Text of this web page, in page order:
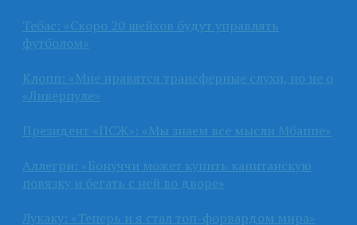
Тебас: «Скоро 20 шейхов будут управлять
футболом»
Клопп: «Мне нравятся трансферные слухи, но не о
«Ливерпуле»
Президент «ПСЖ»: «Мы знаем все мысли Мбаппе»
Аллегри: «Бонуччи может купить капитанскую
повязку и бегать с ней во дворе»
Лукаку: «Теперь и я стал топ-форвардом мира»